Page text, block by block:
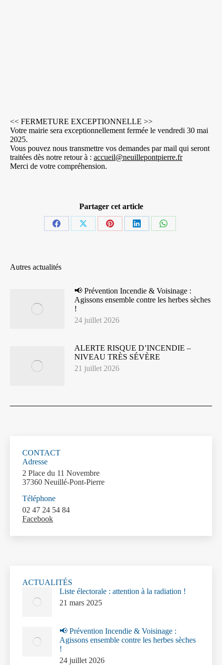
<< FERMETURE EXCEPTIONNELLE >>
Votre mairie sera exceptionnellement fermée le vendredi 30 mai
2025.
Vous pouvez nous transmettre vos demandes par mail qui seront
traitées dès notre retour à : accueil@neuillepontpierre.fr
Merci de votre compréhension.
Partager cet article
PartagerPartagerPartagerPartagerPartager
Autres actualités
📢 Prévention Incendie & Voisinage :
Agissons ensemble contre les herbes sèches
!
24 juillet 2026
ALERTE RISQUE D’INCENDIE –
NIVEAU TRÈS SÉVÈRE
21 juillet 2026
CONTACT
Adresse
2 Place du 11 Novembre
37360 Neuillé-Pont-Pierre
Téléphone
02 47 24 54 84
Facebook
ACTUALITÉS
Liste électorale : attention à la radiation !
21 mars 2025
📢 Prévention Incendie & Voisinage :
Agissons ensemble contre les herbes sèches
!
24 juillet 2026